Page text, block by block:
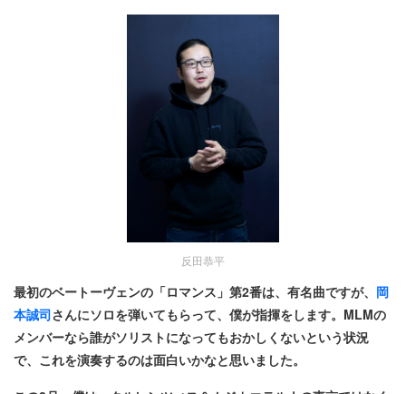
反田恭平
最初のベートーヴェンの「ロマンス」第2番は、有名曲ですが、 岡
本誠司さんにソロを弾いてもらって、僕が指揮をします。MLMの
メンバーなら誰がソリストになってもおかしくないという状況
で、これを演奏するのは面白いかなと思いました。